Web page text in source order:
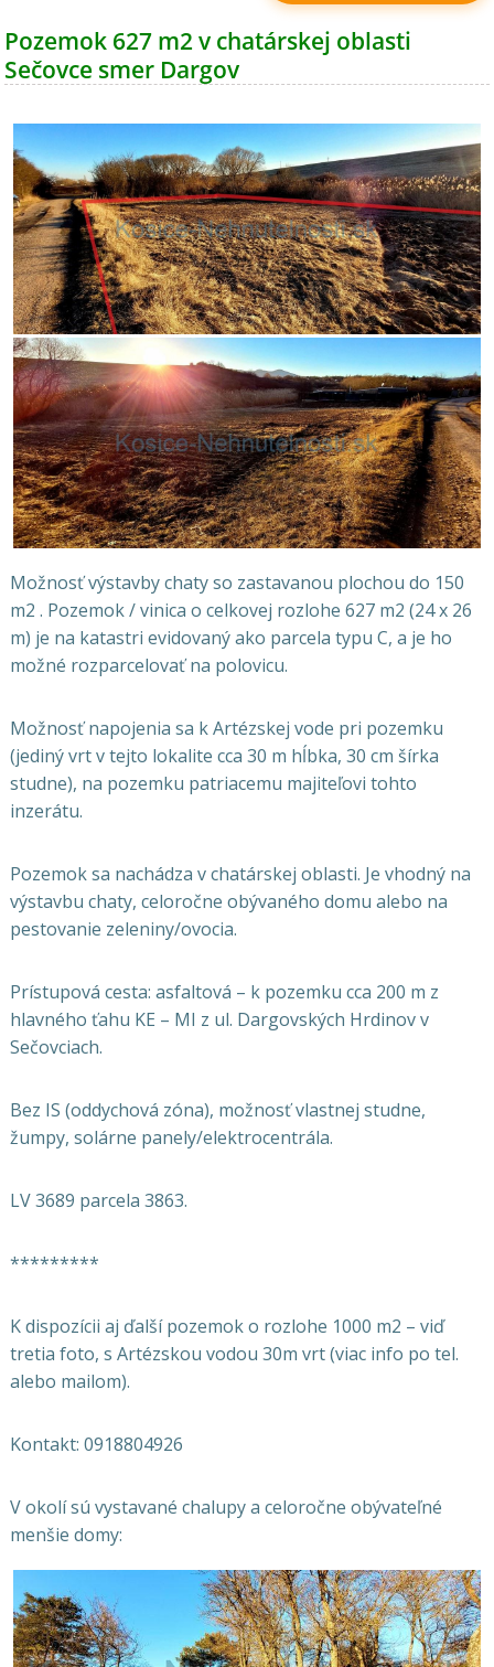
Pozemok 627 m2 v chatárskej oblasti
Sečovce smer Dargov
Možnosť výstavby chaty so zastavanou plochou do 150
m2 . Pozemok / vinica o celkovej rozlohe 627 m2 (24 x 26
m) je na katastri evidovaný ako parcela typu C, a je ho
možné rozparcelovať na polovicu.
Možnosť napojenia sa k Artézskej vode pri pozemku
(jediný vrt v tejto lokalite cca 30 m hĺbka, 30 cm šírka
studne), na pozemku patriacemu majiteľovi tohto
inzerátu.
Pozemok sa nachádza v chatárskej oblasti. Je vhodný na
výstavbu chaty, celoročne obývaného domu alebo na
pestovanie zeleniny/ovocia.
Prístupová cesta: asfaltová – k pozemku cca 200 m z
hlavného ťahu KE – MI z ul. Dargovských Hrdinov v
Sečovciach.
Bez IS (oddychová zóna), možnosť vlastnej studne,
žumpy, solárne panely/elektrocentrála.
LV 3689 parcela 3863.
*********
K dispozícii aj ďalší pozemok o rozlohe 1000 m2 – viď
tretia foto, s Artézskou vodou 30m vrt (viac info po tel.
alebo mailom).
Kontakt: 0918804926
V okolí sú vystavané chalupy a celoročne obývateľné
menšie domy: